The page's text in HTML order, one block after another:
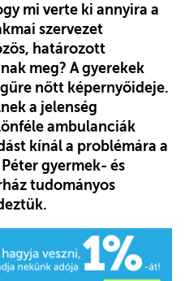
mi verte ki annyira a
szervezet
határozott
meg? A gyerekek
nőtt képernyőideje.
a jelenség
ambulanciák
kínál a problémára a
gyermek- és
tudományos